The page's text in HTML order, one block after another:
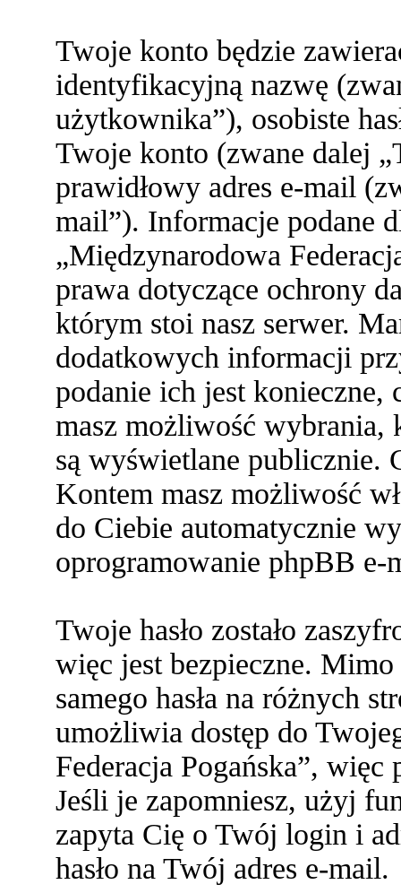
Twoje konto będzie
identyfikacyjną nazwę
użytkownika”), osobiste
Twoje konto (zwane dalej
prawidłowy adres e-mail
mail”). Informacje podane
„Międzynarodowa
prawa dotyczące ochrony
którym stoi nasz serwer.
dodatkowych informacji
podanie ich jest
masz możliwość
są wyświetlane publicznie.
Kontem masz możliwość
do Ciebie automatycznie
oprogramowanie phpBB e-
Twoje hasło zostało
więc jest bezpieczne.
samego hasła na różnych
umożliwia dostęp do
Federacja Pogańska”,
Jeśli je zapomniesz, użyj
zapyta Cię o Twój login i
hasło na Twój adres e-mail.